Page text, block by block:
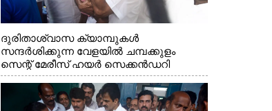
ദുരിതാശ്വാസ ക്യാമ്പുകൾ
സന്ദർശിക്കുന്ന വേളയിൽ ചമ്പക്കുളം
സെന്റ് മേരീസ് ഹയർ സെക്കൻഡറി
സ്കൂളിലെ ക്യാമ്പിലെത്തിയ എ.ഐ.സി.സി
ജനറൽ സെക്രട്ടറി കെ.സി
വേണുഗോപാൽ എം.പി കുരുന്നിനെ